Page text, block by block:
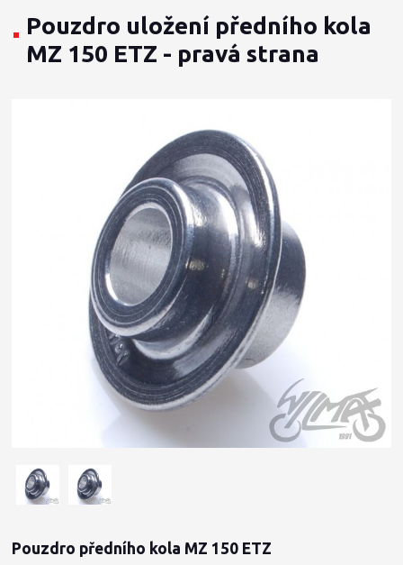
Pouzdro uložení předního kola
MZ 150 ETZ - pravá strana
Pouzdro předního kola MZ 150 ETZ